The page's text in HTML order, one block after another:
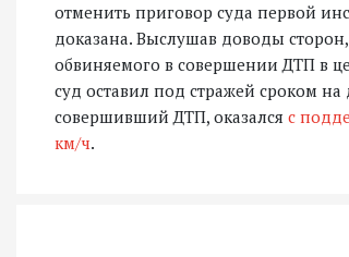
отменить приговор суда первой
доказана. Выслушав доводы
обвиняемого в совершении ДТП в
суд оставил под стражей сроком
совершивший ДТП, оказался с
км/ч.